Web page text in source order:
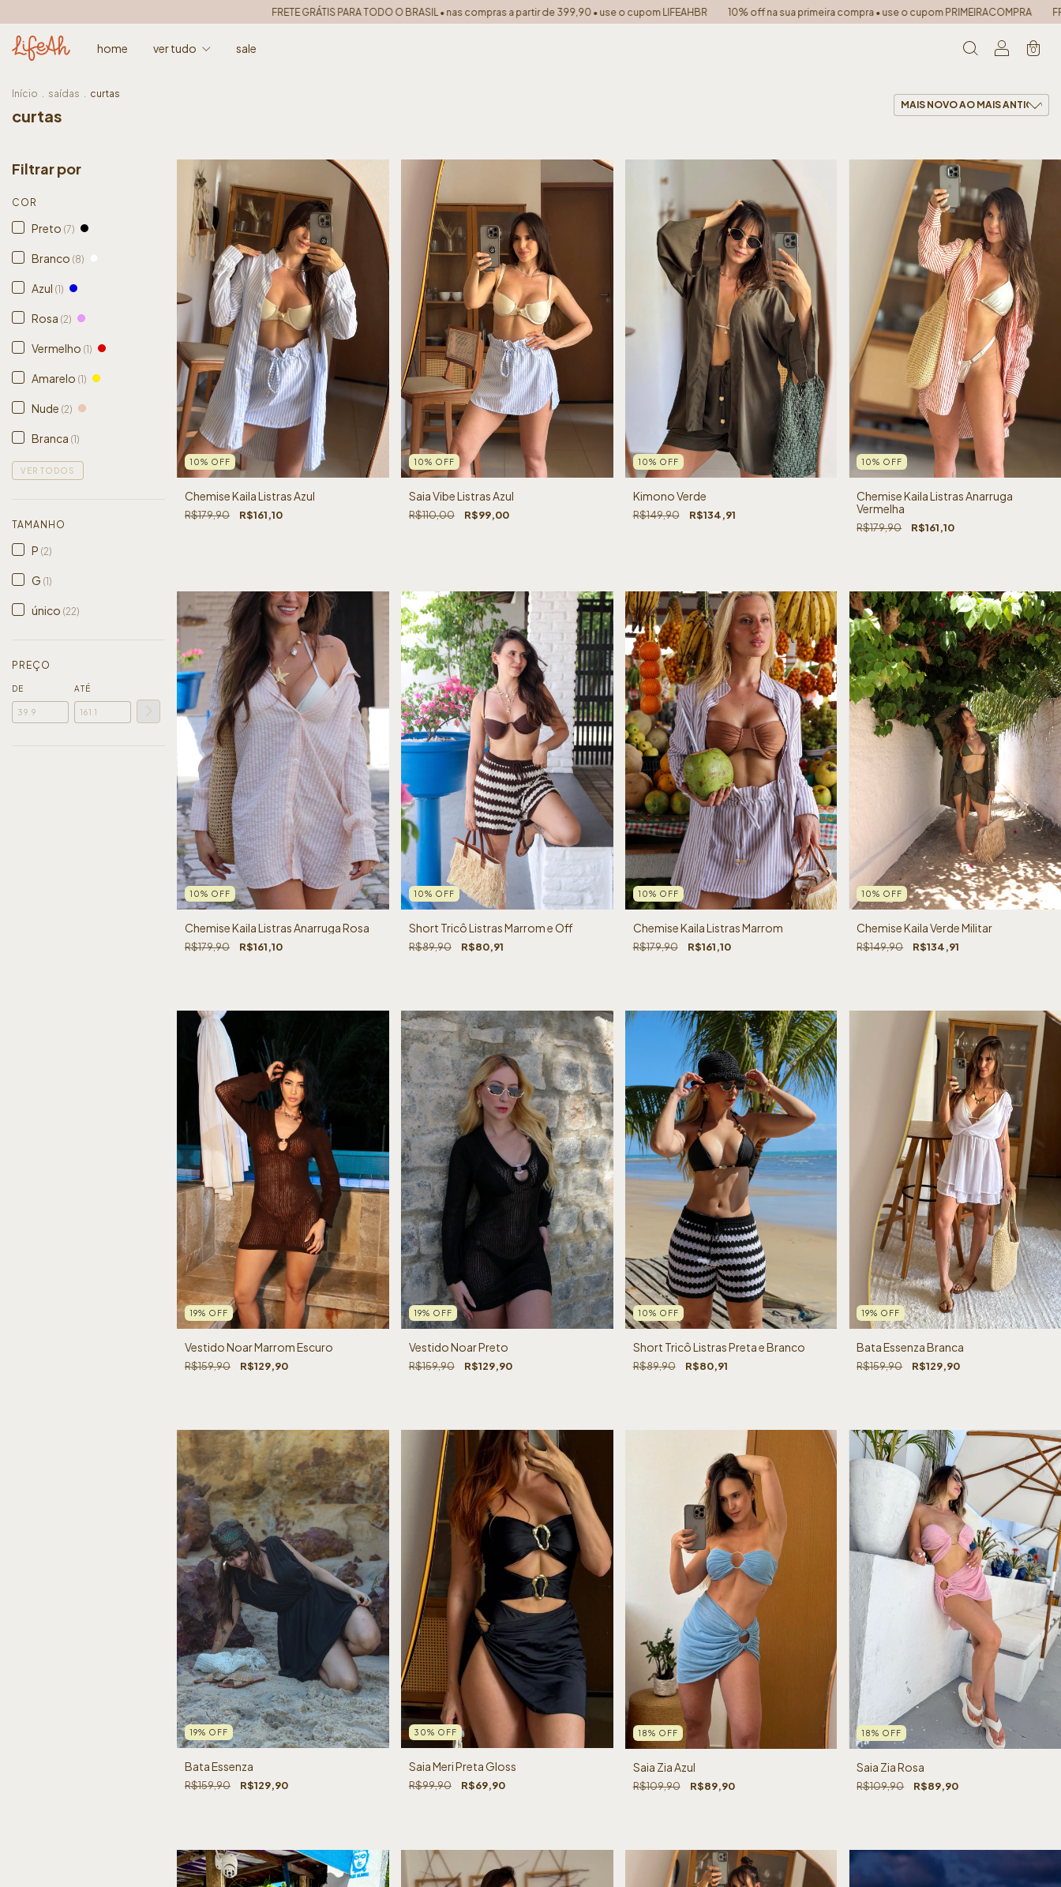
FRETE GRÁTIS PARA TODO O BRASIL • nas compras a partir de 399,90 • use o cupom LIFEAHBR 10% off na sua primeira compra • use o cupom PRIMEIRACOMPRA FRETE GRÁTIS PARA TODO O BRASIL •
home ver tudo sale 0
Início saídas curtas
curtas
Filtrar por
COR
Preto (7)
Branco (8)
Azul (1)
Rosa (2)
Vermelho (1)
Amarelo (1)
Nude (2)
Branca (1)
VER TODOS
TAMANHO
P (2)
G (1)
único (22)
PREÇO
DE ATÉ
10% OFF
Chemise Kaila Listras Azul
R$179,90 R$161,10
10% OFF
Saia Vibe Listras Azul
R$110,00 R$99,00
10% OFF
Kimono Verde
R$149,90 R$134,91
10% OFF
Chemise Kaila Listras Anarruga
Vermelha
R$179,90 R$161,10
10% OFF
Chemise Kaila Listras Anarruga Rosa
R$179,90 R$161,10
10% OFF
Short Tricô Listras Marrom e Off
R$89,90 R$80,91
10% OFF
Chemise Kaila Listras Marrom
R$179,90 R$161,10
10% OFF
Chemise Kaila Verde Militar
R$149,90 R$134,91
19% OFF
Vestido Noar Marrom Escuro
R$159,90 R$129,90
19% OFF
Vestido Noar Preto
R$159,90 R$129,90
10% OFF
Short Tricô Listras Preta e Branco
R$89,90 R$80,91
19% OFF
Bata Essenza Branca
R$159,90 R$129,90
19% OFF
Bata Essenza
R$159,90 R$129,90
30% OFF
Saia Meri Preta Gloss
R$99,90 R$69,90
18% OFF
Saia Zia Azul
R$109,90 R$89,90
18% OFF
Saia Zia Rosa
R$109,90 R$89,90